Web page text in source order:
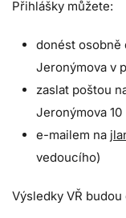
Přihlášky můžete:
donést osobně
Jeronýmova v
zaslat poštou
Jeronýmova 10
e-mailem na
vedoucího)
Výsledky VŘ